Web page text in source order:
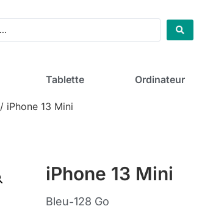
Tablette Ordinateur
/ iPhone 13 Mini
iPhone 13 Mini
Bleu-128 Go